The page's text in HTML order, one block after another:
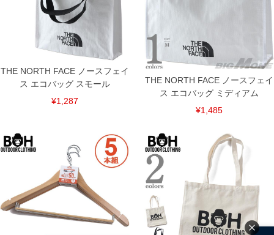
THE NORTH FACE ノースフェイ
ス エコバッグ スモール
¥1,287
THE NORTH FACE ノースフェイ
ス エコバッグ ミディアム
¥1,485